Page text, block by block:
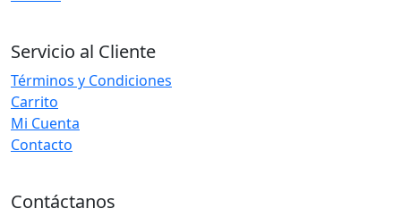
Servicio al Cliente
Términos y Condiciones
Carrito
Mi Cuenta
Contacto
Contáctanos